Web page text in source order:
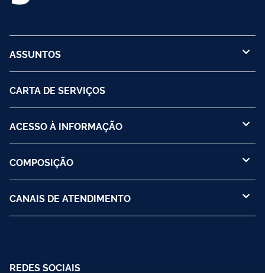
ASSUNTOS
CARTA DE SERVIÇOS
ACESSO À INFORMAÇÃO
COMPOSIÇÃO
CANAIS DE ATENDIMENTO
REDES SOCIAIS